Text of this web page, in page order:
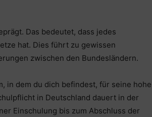
Das bedeutet, dass jedes
hat. Dies führt zu gewissen
zwischen den Bundesländern.
in dem du dich befindest, für seine hohe
in Deutschland dauert in der
Einschulung bis zum Abschluss der